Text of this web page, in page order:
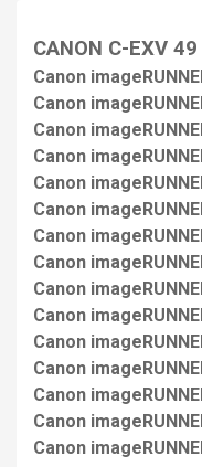
CANON C-EXV
Canon
Canon
Canon
Canon
Canon
Canon
Canon
Canon
Canon
Canon
Canon
Canon
Canon
Canon
Canon